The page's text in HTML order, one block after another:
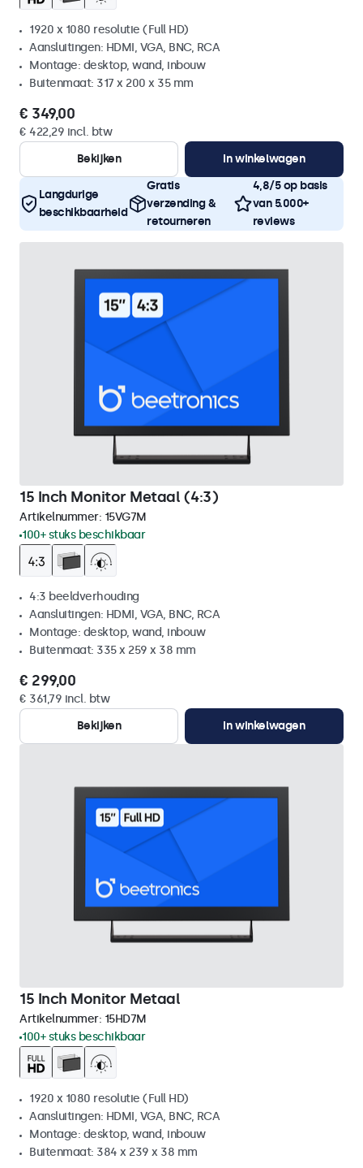
1920 x 1080 resolutie (Full HD)
Aansluitingen: HDMI, VGA, BNC, RCA
Montage: desktop, wand, inbouw
Buitenmaat: 317 x 200 x 35 mm
€ 349,00
€ 422,29 incl. btw
Bekijken
In winkelwagen
Langdurige
beschikbaarheid
Gratis
verzending &
retourneren
4,8/5 op basis
van 5.000+
reviews
15 Inch Monitor Metaal (4:3)
Artikelnummer: 15VG7M
100+ stuks beschikbaar
4:3 beeldverhouding
Aansluitingen: HDMI, VGA, BNC, RCA
Montage: desktop, wand, inbouw
Buitenmaat: 335 x 259 x 38 mm
€ 299,00
€ 361,79 incl. btw
Bekijken
In winkelwagen
15 Inch Monitor Metaal
Artikelnummer: 15HD7M
100+ stuks beschikbaar
1920 x 1080 resolutie (Full HD)
Aansluitingen: HDMI, VGA, BNC, RCA
Montage: desktop, wand, inbouw
Buitenmaat: 384 x 239 x 38 mm